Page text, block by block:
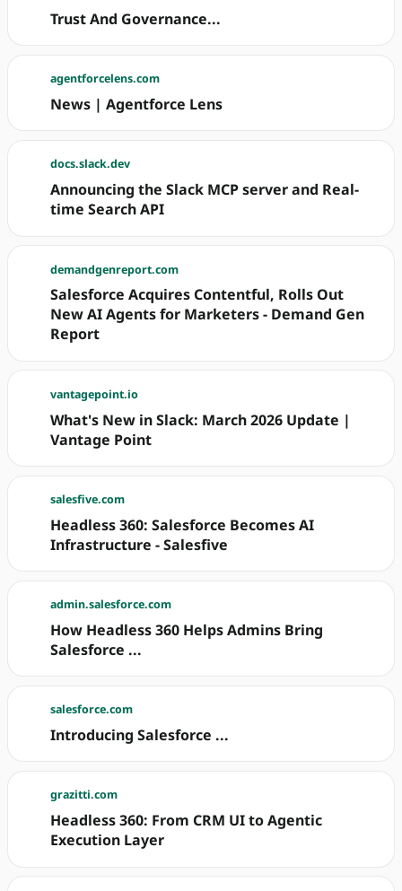
Trust And Governance...
agentforcelens.com
News | Agentforce Lens
docs.slack.dev
Announcing the Slack MCP server and Real-
time Search API
demandgenreport.com
Salesforce Acquires Contentful, Rolls Out
New AI Agents for Marketers - Demand Gen
Report
vantagepoint.io
What's New in Slack: March 2026 Update |
Vantage Point
salesfive.com
Headless 360: Salesforce Becomes AI
Infrastructure - Salesfive
admin.salesforce.com
How Headless 360 Helps Admins Bring
Salesforce ...
salesforce.com
Introducing Salesforce ...
grazitti.com
Headless 360: From CRM UI to Agentic
Execution Layer